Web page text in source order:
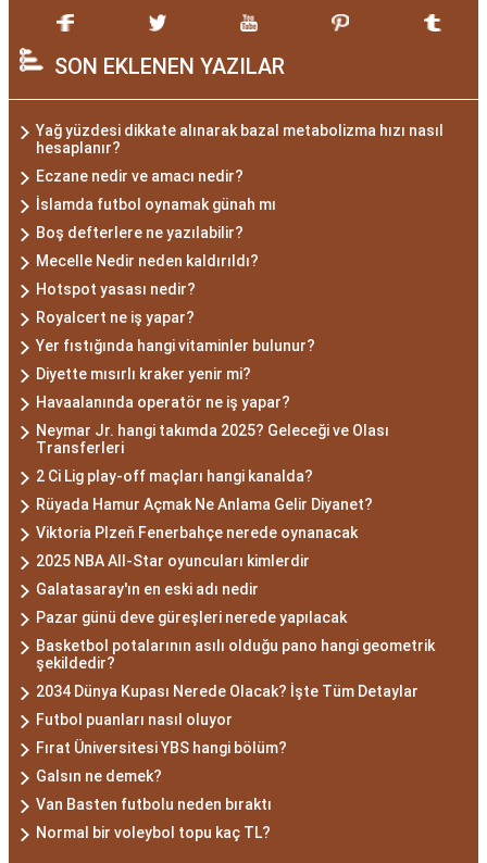
SON EKLENEN YAZILAR
Yağ yüzdesi dikkate alınarak bazal metabolizma hızı nasıl
hesaplanır?
Eczane nedir ve amacı nedir?
İslamda futbol oynamak günah mı
Boş defterlere ne yazılabilir?
Mecelle Nedir neden kaldırıldı?
Hotspot yasası nedir?
Royalcert ne iş yapar?
Yer fıstığında hangi vitaminler bulunur?
Diyette mısırlı kraker yenir mi?
Havaalanında operatör ne iş yapar?
Neymar Jr. hangi takımda 2025? Geleceği ve Olası
Transferleri
2 Ci Lig play-off maçları hangi kanalda?
Rüyada Hamur Açmak Ne Anlama Gelir Diyanet?
Viktoria Plzeň Fenerbahçe nerede oynanacak
2025 NBA All-Star oyuncuları kimlerdir
Galatasaray'ın en eski adı nedir
Pazar günü deve güreşleri nerede yapılacak
Basketbol potalarının asılı olduğu pano hangi geometrik
şekildedir?
2034 Dünya Kupası Nerede Olacak? İşte Tüm Detaylar
Futbol puanları nasıl oluyor
Fırat Üniversitesi YBS hangi bölüm?
Galsın ne demek?
Van Basten futbolu neden bıraktı
Normal bir voleybol topu kaç TL?